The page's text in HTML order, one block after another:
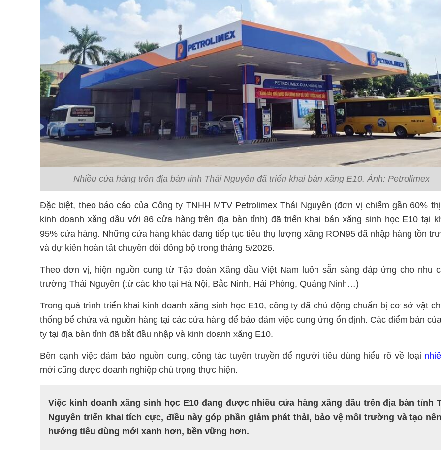
Nhiều cửa hàng trên địa bàn tỉnh Thái Nguyên đã triển khai bán xăng E10. Ảnh: Petrolimex
Đặc biệt, theo báo cáo của Công ty TNHH MTV Petrolimex Thái Nguyên (đơn vị chiếm gần 60%
kinh doanh xăng dầu với 86 cửa hàng trên địa bàn tỉnh) đã triển khai bán xăng sinh học E10 tại
95% cửa hàng. Những cửa hàng khác đang tiếp tục tiêu thụ lượng xăng RON95 đã nhập hàng tồn
và dự kiến hoàn tất chuyển đổi đồng bộ trong tháng 5/2026.
Theo đơn vị, hiện nguồn cung từ Tập đoàn Xăng dầu Việt Nam luôn sẵn sàng đáp ứng cho nhu
trường Thái Nguyên (từ các kho tại Hà Nội, Bắc Ninh, Hải Phòng, Quảng Ninh…)
Trong quá trình triển khai kinh doanh xăng sinh học E10, công ty đã chủ động chuẩn bị cơ sở vật
thống bể chứa và nguồn hàng tại các cửa hàng để bảo đảm việc cung ứng ổn định. Các điểm bán
ty tại địa bàn tỉnh đã bắt đầu nhập và kinh doanh xăng E10.
Bên cạnh việc đảm bảo nguồn cung, công tác tuyên truyền để người tiêu dùng hiểu rõ về loại
mới cũng được doanh nghiệp chú trọng thực hiện.
Việc kinh doanh xăng sinh học E10 đang được nhiều cửa hàng xăng dầu trên địa bàn tỉnh
Nguyên triển khai tích cực, điều này góp phần giảm phát thải, bảo vệ môi trường và tạo
hướng tiêu dùng mới xanh hơn, bền vững hơn.